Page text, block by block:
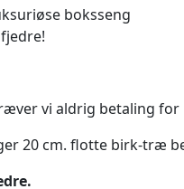
boksseng
vi aldrig betaling for
20 cm. flotte birk-træ